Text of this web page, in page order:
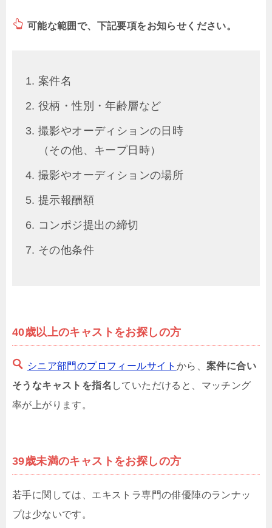
可能な範囲で、下記要項をお知らせください。
案件名
役柄・性別・年齢層など
撮影やオーディションの日時
（その他、キープ日時）
撮影やオーディションの場所
提示報酬額
コンポジ提出の締切
その他条件
40歳以上のキャストをお探しの方
シニア部門のプロフィールサイト から、案件に合い
そうなキャストを指名 していただけると、マッチング
率が上がります。
39歳未満のキャストをお探しの方
若手に関しては、エキストラ専門の俳優陣のランナッ
プは少ないです。